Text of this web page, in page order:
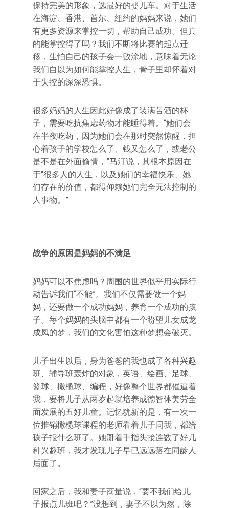
保持完美的形象，选最好的婴儿车。对于生活
在海淀、香港、首尔、纽约的妈妈来说，她们
有更多资源来掌控一切，帮助自己成功。但真
的能掌控得了吗？我们不断将比赛的起点迁
移，生怕自己的孩子会一败涂地，意味着无论
我们自以为如何能掌控人生，骨子里却怀着对
于失控的深深恐惧。
很多妈妈的人生因此好像成了装满苦酒的杯
子，需要吃抗焦虑药物才能睡得着。“她们会
在半夜吃药，因为她们会在那时突然惊醒，担
心着孩子的学校怎么了、钱又怎么了，或老公
是不是在外面偷情，”马汀说，其根本原因在
于“很多人的人生，以及她们的幸福快乐、她
们存在的价值，都得仰赖她们完全无法控制的
人事物。”
战争的原因是妈妈的不满足
妈妈可以不焦虑吗？周围的世界似乎用实际行
动告诉我们“不能”。我们不仅需要做一个妈
妈，还要做一个成功妈妈，养育一个成功的孩
子。每个妈妈的头脑中都有一个盼望儿女成龙
成凤的梦，我们的文化害怕这种梦想会破灭。
儿子出生以后，身为爸爸的我也成了各种兴趣
班、辅导班轰炸的对象，英语、绘画、足球、
篮球、橄榄球、编程，好像整个世界都催逼着
我，要将儿子从两岁起就培养成德智体美劳全
面发展的五好儿童。记忆犹新的是，有一次一
位推销橄榄球课程的老师看着儿子问我，都给
孩子报什么班了。她掰着手指头接连数了好几
种兴趣班，我才发现儿子早已远远落在同龄人
后面了。
回家之后，我和妻子商量说，“要不我们给儿
子报点儿班吧？”没想到，妻子不以为然，除